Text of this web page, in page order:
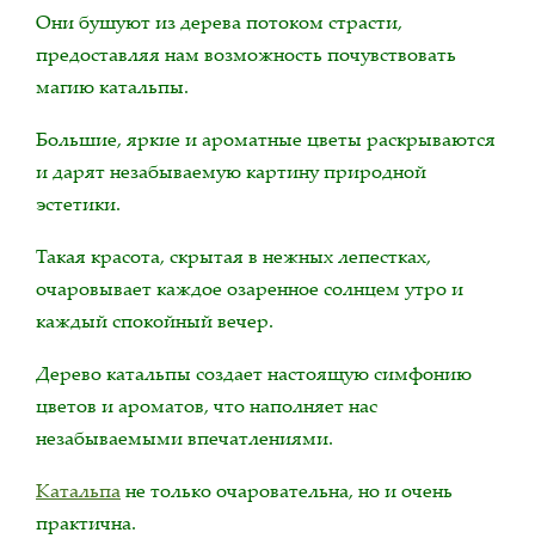
Они бушуют из дерева потоком страсти,
предоставляя нам возможность почувствовать
магию катальпы.
Большие, яркие и ароматные цветы раскрываются
и дарят незабываемую картину природной
эстетики.
Такая красота, скрытая в нежных лепестках,
очаровывает каждое озаренное солнцем утро и
каждый спокойный вечер.
Дерево катальпы создает настоящую симфонию
цветов и ароматов, что наполняет нас
незабываемыми впечатлениями.
Катальпане только очаровательна, но и очень
практична.